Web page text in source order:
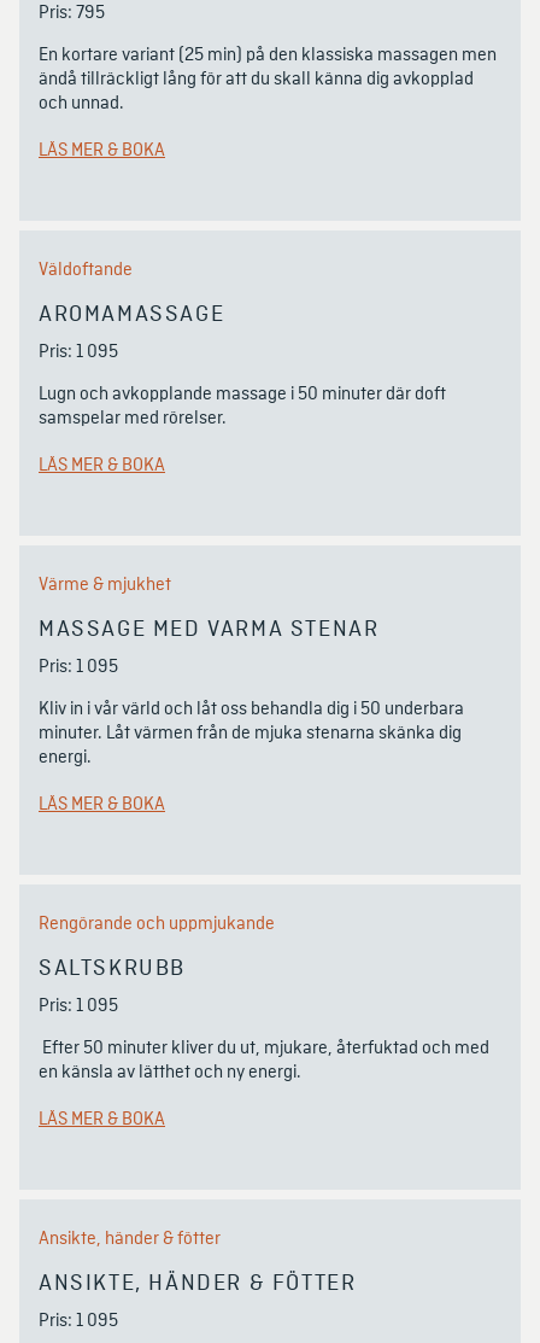
Pris: 795
En kortare variant (25 min) på den klassiska massagen men
ändå tillräckligt lång för att du skall känna dig avkopplad
och unnad.
LÄS MER & BOKA
Väldoftande
AROMAMASSAGE
Pris: 1 095
Lugn och avkopplande massage i 50 minuter där doft
samspelar med rörelser.
LÄS MER & BOKA
Värme & mjukhet
MASSAGE MED VARMA STENAR
Pris: 1 095
Kliv in i vår värld och låt oss behandla dig i 50 underbara
minuter. Låt värmen från de mjuka stenarna skänka dig
energi.
LÄS MER & BOKA
Rengörande och uppmjukande
SALTSKRUBB
Pris: 1 095
en känsla av lätthet och ny energi.
LÄS MER & BOKA
Ansikte, händer & fötter
ANSIKTE, HÄNDER & FÖTTER
Pris: 1 095